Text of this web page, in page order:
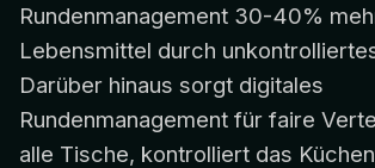
Rundenmanagement 30-40%
Lebensmittel durch
Darüber hinaus sorgt digitales
Rundenmanagement für faire
alle Tische, kontrolliert das